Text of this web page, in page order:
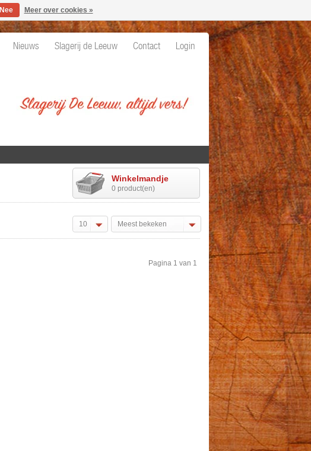
Nieuws Slagerij de Leeuw Contact Login
Winkelmandje
0 product(en)
10 Meest bekeken
Pagina 1 van 1
Nee Meer over cookies »